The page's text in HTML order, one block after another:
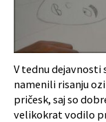
V tednu
namenili risanju
pričesk, saj so
velikokrat vodilo